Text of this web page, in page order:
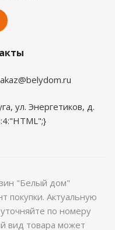
ул. Энергетиков, д.
"Белый дом"
покупки. Актуальную
по номеру
вид товара может